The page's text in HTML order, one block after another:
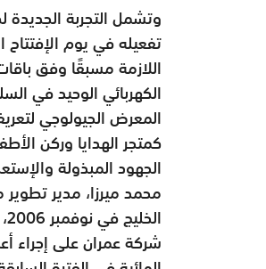
وتشمل التجربة
تفعيله في يوم
اللازمة مسبقًا وفق
الكهربائي الوحيد في
المعرض الجيولوجي
كمتجر الهدايا وركن
الجهود المبذولة
محمد ميرزا، مدير
شركة عمران على إجراء